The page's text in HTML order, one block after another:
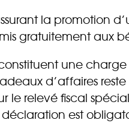
la promotion
gratuitement aux
une
d’affaires reste
le relevé fiscal
est